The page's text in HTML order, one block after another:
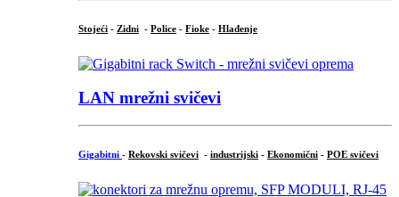
Stojeći - Zidni - Police - Fioke - Hlađenje
LAN mrežni svičevi
Gigabitni - Rekovski svičevi - industrijski - Ekonomični - POE svičevi